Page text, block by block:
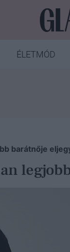
ÉLETMÓD
barátnője